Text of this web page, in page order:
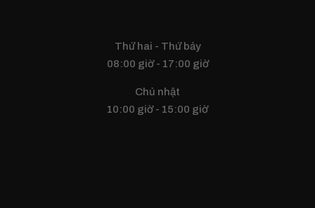
Thứ hai - Thứ bảy
08:00 giờ - 17:00 giờ
Chủ nhật
10:00 giờ - 15:00 giờ